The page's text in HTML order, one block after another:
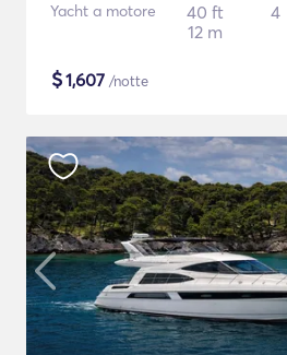
Yacht a motore
40 ft
12 m
4
$1,607 /notte